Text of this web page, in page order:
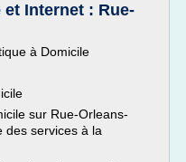
Internet : Rue-
à Domicile
sur Rue-Orleans-
des services à la